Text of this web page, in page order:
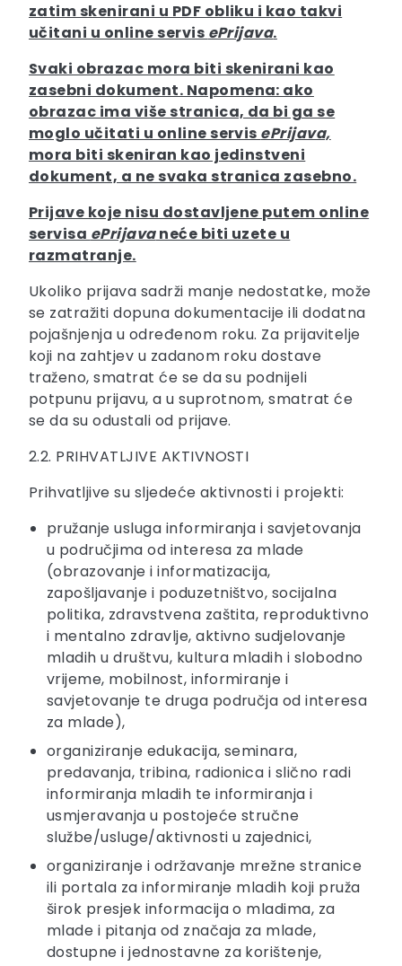
zatim skenirani u PDF obliku i kao takvi
učitani u online servis ePrijava.
Svaki obrazac mora biti skenirani kao
zasebni dokument. Napomena: ako
obrazac ima više stranica, da bi ga se
moglo učitati u online servis ePrijava,
mora biti skeniran kao jedinstveni
dokument, a ne svaka stranica zasebno.
Prijave koje nisu dostavljene putem online
servisa ePrijavaneće biti uzete u
razmatranje.
Ukoliko prijava sadrži manje nedostatke, može
se zatražiti dopuna dokumentacije ili dodatna
pojašnjenja u određenom roku. Za prijavitelje
koji na zahtjev u zadanom roku dostave
traženo, smatrat će se da su podnijeli
potpunu prijavu, a u suprotnom, smatrat će
se da su odustali od prijave.
2.2. PRIHVATLJIVE AKTIVNOSTI
Prihvatljive su sljedeće aktivnosti i projekti:
pružanje usluga informiranja i savjetovanja
u područjima od interesa za mlade
(obrazovanje i informatizacija,
zapošljavanje i poduzetništvo, socijalna
politika, zdravstvena zaštita, reproduktivno
i mentalno zdravlje, aktivno sudjelovanje
mladih u društvu, kultura mladih i slobodno
vrijeme, mobilnost, informiranje i
savjetovanje te druga područja od interesa
za mlade),
organiziranje edukacija, seminara,
predavanja, tribina, radionica i slično radi
informiranja mladih te informiranja i
usmjeravanja u postojeće stručne
službe/usluge/aktivnosti u zajednici,
organiziranje i održavanje mrežne stranice
ili portala za informiranje mladih koji pruža
širok presjek informacija o mladima, za
mlade i pitanja od značaja za mlade,
dostupne i jednostavne za korištenje,